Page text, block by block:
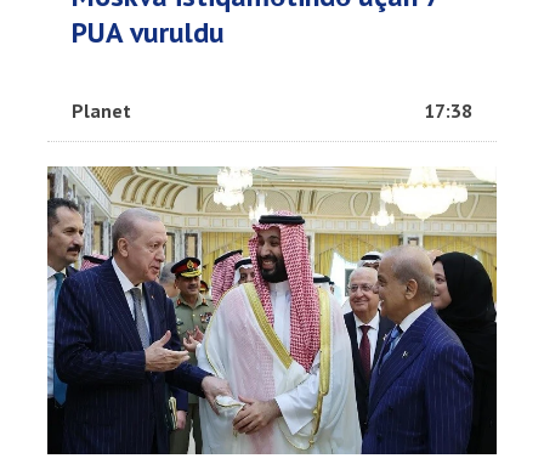
PUA vuruldu
Planet 17:38